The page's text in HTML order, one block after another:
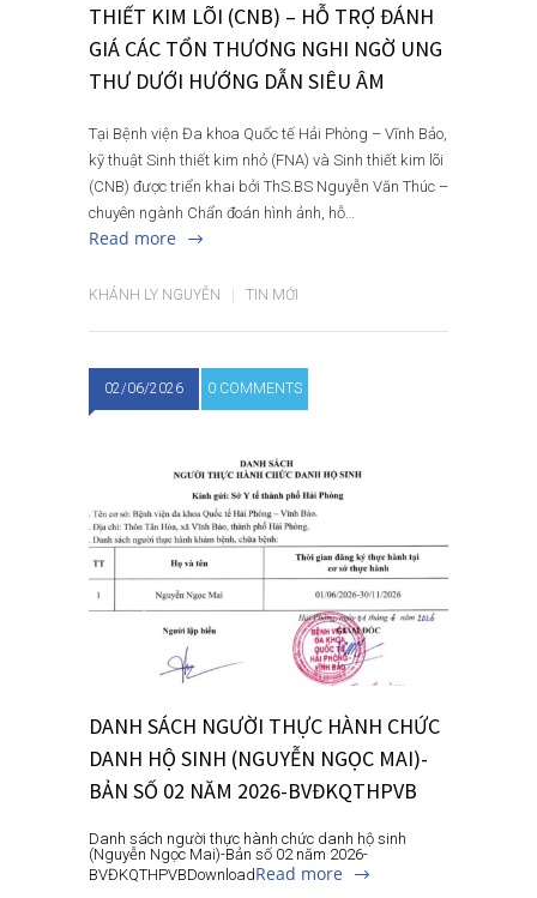
THIẾT KIM LÕI (CNB) – HỖ TRỢ ĐÁNH
GIÁ CÁC TỔN THƯƠNG NGHI NGỜ UNG
THƯ DƯỚI HƯỚNG DẪN SIÊU ÂM
Tại Bệnh viện Đa khoa Quốc tế Hải Phòng – Vĩnh Bảo,
kỹ thuật Sinh thiết kim nhỏ (FNA) và Sinh thiết kim lõi
(CNB) được triển khai bởi ThS.BS Nguyễn Văn Thúc –
chuyên ngành Chẩn đoán hình ảnh, hỗ…
Read more
KHÁNH LY NGUYỄN TIN MỚI
02/06/2026 0 COMMENTS
DANH SÁCH NGƯỜI THỰC HÀNH CHỨC
DANH HỘ SINH (NGUYỄN NGỌC MAI)-
BẢN SỐ 02 NĂM 2026-BVĐKQTHPVB
Danh sách người thực hành chức danh hộ sinh
(Nguyễn Ngọc Mai)-Bản số 02 năm 2026-
BVĐKQTHPVBDownloadRead more